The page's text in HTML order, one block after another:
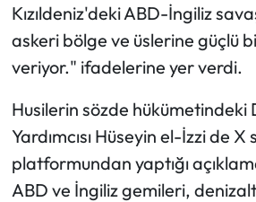
Kızıldeniz'deki ABD-İngiliz
askeri bölge ve üslerine güçlü
veriyor." ifadelerine yer verdi.
Husilerin sözde hükümetindeki
Yardımcısı Hüseyin el-İzzi de
platformundan yaptığı
ABD ve İngiliz gemileri,